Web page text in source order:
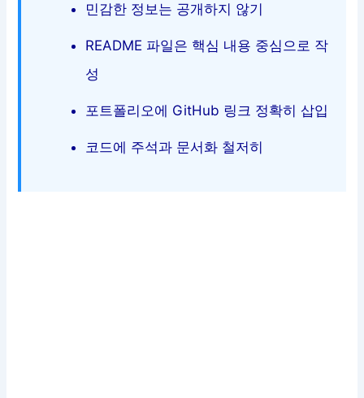
민감한 정보는 공개하지 않기
README 파일은 핵심 내용 중심으로 작
성
포트폴리오에 GitHub 링크 정확히 삽입
코드에 주석과 문서화 철저히